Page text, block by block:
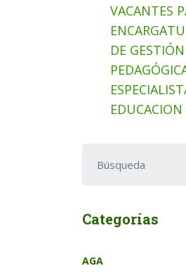
VACANTES
DE GESTIÓN
Categorías
AGA